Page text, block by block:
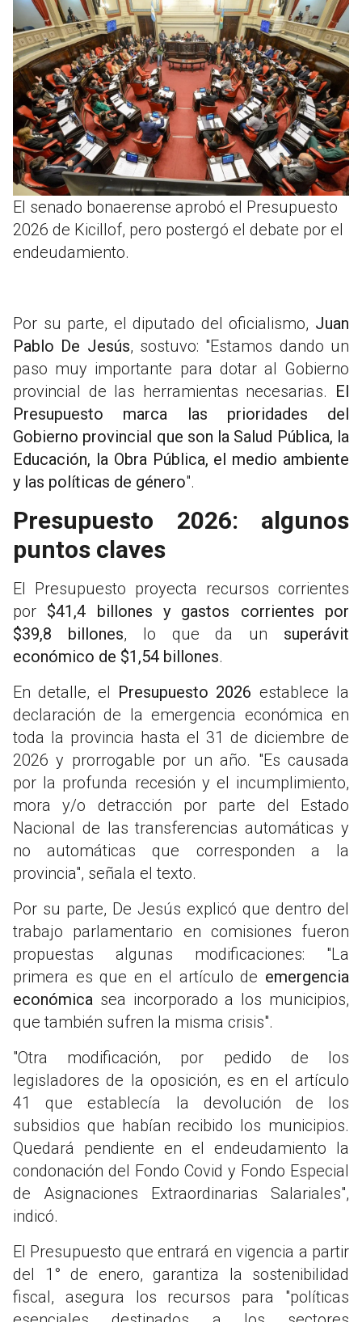
El senado bonaerense aprobó el Presupuesto
2026 de Kicillof, pero postergó el debate por el
endeudamiento.
Por su parte, el diputado del oficialismo, Juan
Pablo De Jesús, sostuvo: "Estamos dando un
paso muy importante para dotar al Gobierno
provincial de las herramientas necesarias. El
Presupuesto marca las prioridades del
Gobierno provincial que son la Salud Pública, la
Educación, la Obra Pública, el medio ambiente
y las políticas de género".
Presupuesto 2026: algunos
puntos claves
El Presupuesto proyecta recursos corrientes
por $41,4 billones y gastos corrientes por
$39,8 billones, lo que da un superávit
económico de $1,54 billones.
En detalle, el Presupuesto 2026 establece la
declaración de la emergencia económica en
toda la provincia hasta el 31 de diciembre de
2026 y prorrogable por un año. "Es causada
por la profunda recesión y el incumplimiento,
mora y/o detracción por parte del Estado
Nacional de las transferencias automáticas y
no automáticas que corresponden a la
provincia", señala el texto.
Por su parte, De Jesús explicó que dentro del
trabajo parlamentario en comisiones fueron
propuestas algunas modificaciones: "La
primera es que en el artículo de emergencia
económica sea incorporado a los municipios,
que también sufren la misma crisis".
"Otra modificación, por pedido de los
legisladores de la oposición, es en el artículo
41 que establecía la devolución de los
subsidios que habían recibido los municipios.
Quedará pendiente en el endeudamiento la
condonación del Fondo Covid y Fondo Especial
de Asignaciones Extraordinarias Salariales",
indicó.
El Presupuesto que entrará en vigencia a partir
del 1° de enero, garantiza la sostenibilidad
fiscal, asegura los recursos para "políticas